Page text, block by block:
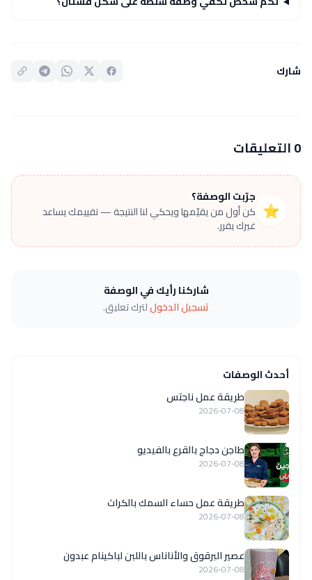
شارك
0 التعليقات
⭐
جرّبت الوصفة؟
كن أول من يقيّمها ويحكي لنا النتيجة — تقييمك يساعد
غيرك يقرر.
شاركنا رأيك في الوصفة
تسجيل الدخوللترك تعليق.
أحدث الوصفات
طريقة عمل ناجتس
2026-07-08
طاجن دجاج بالقرع بالفيديو
2026-07-08
طريقة عمل حساء السمك بالكراث
2026-07-08
عصير البرقوق والأناناس باللبن لباكينام عبدون
2026-07-08